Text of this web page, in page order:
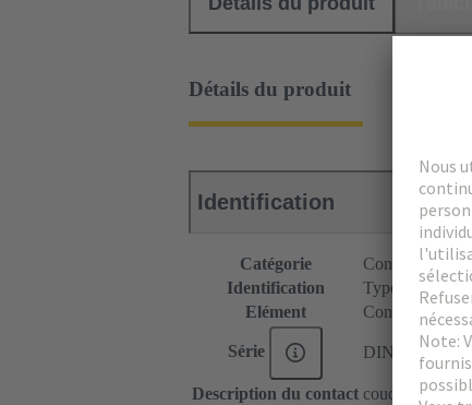
Détails du produit
Identification
Catégorie
Connecteurs
Identification
Type B
Elément
Connecteur mâle
Série DIN 41612
Description du contact coudé